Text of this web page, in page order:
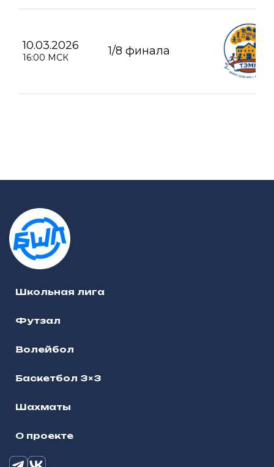
10.03.2026
16:00 МСК 1/8 финала
Школьная лига
Футзал
Волейбол
Баскетбол 3×3
Шахматы
О проекте